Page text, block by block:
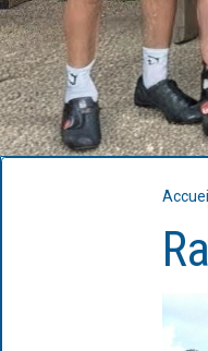
Accueil